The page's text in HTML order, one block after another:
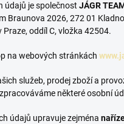
údajů je společnost JÁGR
Braunova 2026, 272 01
oddíl C, vložka 42504.
na webových stránkách
služeb, prodej zboží a
některé osobní
údajů upravuje zejména